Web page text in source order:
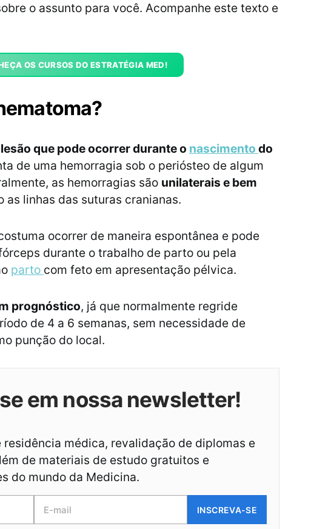
o assunto para você. Acompanhe este texto e
OS CURSOS DO ESTRATÉGIA MED!
lesão que pode ocorrer durante o nascimento do
de uma hemorragia sob o periósteo de algum
as hemorragias são unilaterais e bem
as linhas das suturas cranianas.
ocorrer de maneira espontânea e pode
durante o trabalho de parto ou pela
parto com feto em apresentação pélvica.
prognóstico, já que normalmente regride
de 4 a 6 semanas, sem necessidade de
punção do local.
em nossa newsletter!
residência médica, revalidação de diplomas e
de materiais de estudo gratuitos e
do mundo da Medicina.
INSCREVA-SE